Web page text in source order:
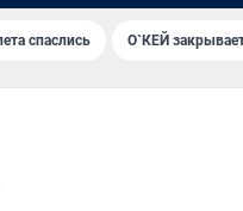
спаслись О`КЕЙ